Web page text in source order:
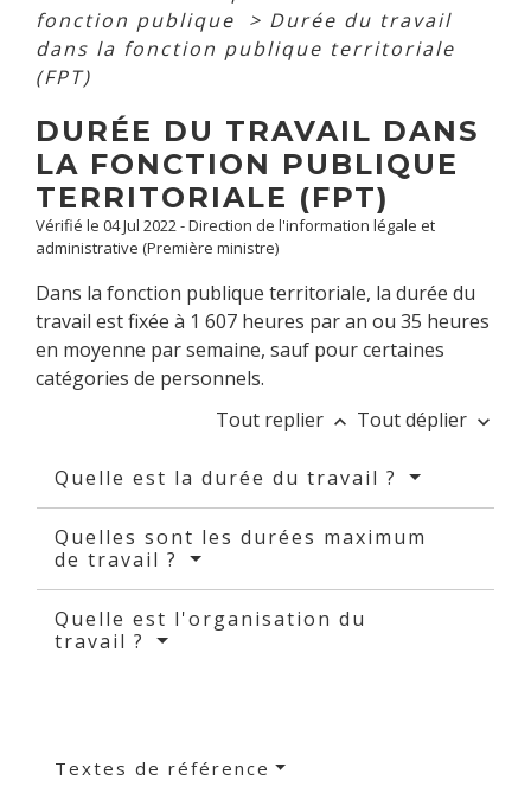
fonction publique
> Durée du travail
dans la fonction publique territoriale
(FPT)
DURÉE DU TRAVAIL DANS
LA FONCTION PUBLIQUE
TERRITORIALE (FPT)
Vérifié le 04 Jul 2022 - Direction de l'information légale et
administrative (Première ministre)
Dans la fonction publique territoriale, la durée du
travail est fixée à 1 607 heures par an ou 35 heures
en moyenne par semaine, sauf pour certaines
catégories de personnels.
Tout replier keyboard_arrow_up Tout déplier keyboard_arrow_down
Quelle est la durée du travail ?
Quelles sont les durées maximum
de travail ?
Quelle est l'organisation du
travail ?
Textes de référence